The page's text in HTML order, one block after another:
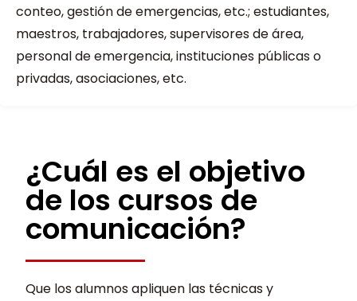
conteo, gestión de emergencias, etc.; estudiantes,
maestros, trabajadores, supervisores de área,
personal de emergencia, instituciones públicas o
privadas, asociaciones, etc.
¿Cuál es el objetivo
de los cursos de
comunicación?
Que los alumnos apliquen las técnicas y